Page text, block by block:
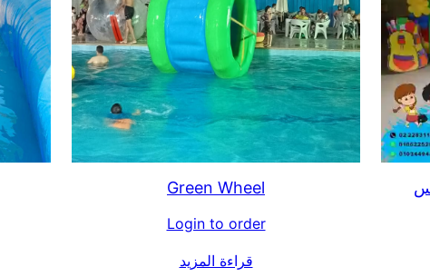
Green Wheel
Login to order
قراءة المزيد